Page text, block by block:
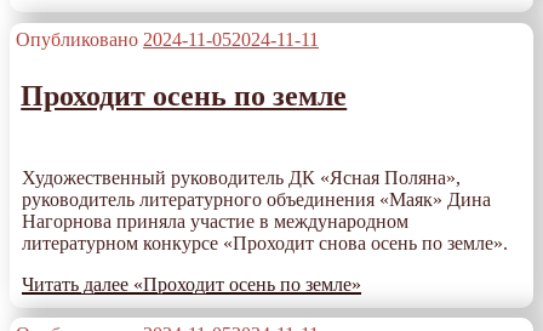
Опубликовано 2024-11-052024-11-11
Проходит осень по земле
Художественный руководитель ДК «Ясная Поляна»,
руководитель литературного объединения «Маяк» Дина
Нагорнова приняла участие в международном
литературном конкурсе «Проходит снова осень по земле».
Читать далее «Проходит осень по земле»